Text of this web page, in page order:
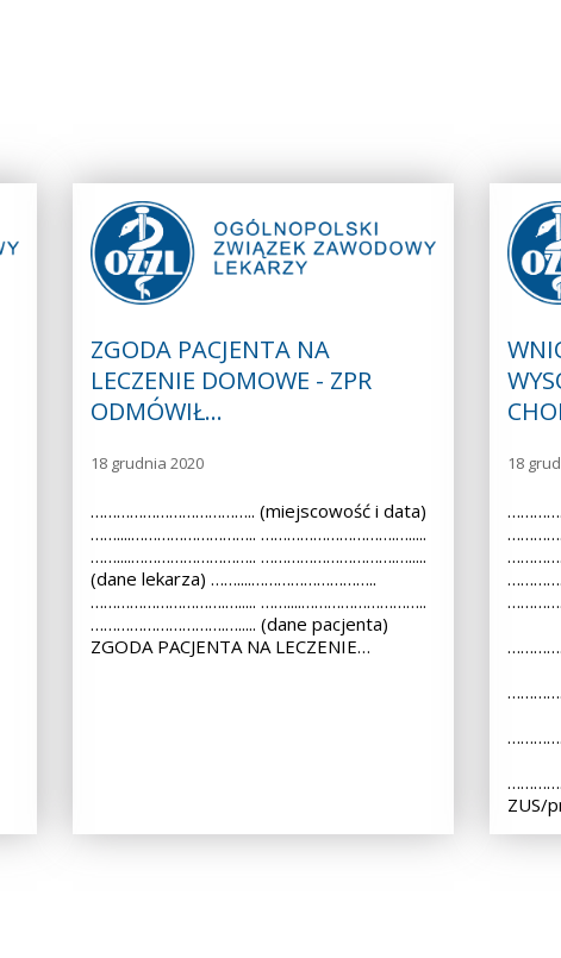
ZGODA PACJENTA NA
LECZENIE DOMOWE - ZPR
ODMÓWIŁ…
18 grudnia 2020
……………………………….. (miejscowość i data)
……....……………………….. ………………………….….....
……....……………………….. ………………………….….....
(dane lekarza) ……....………………………..
………………………….…..... ……....………………………..
………………………….…..... (dane pacjenta)
ZGODA PACJENTA NA LECZENIE…
18
ZUS/